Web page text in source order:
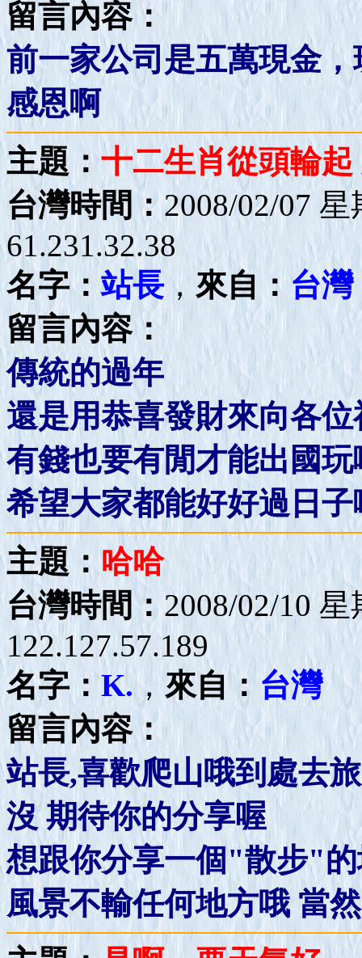
留言內容：
前一家公司是五萬現金
感恩啊
主題：十二生肖從頭輪
台灣時間：2008/02/07
61.231.32.38
名字：站長， 來自： 台灣
留言內容：
傳統的過年
還是用恭喜發財來向各位
有錢也要有閒才能出國玩
希望大家都能好好過日
主題：哈哈
台灣時間： 2008/02/10
122.127.57.189
名字：K.， 來自： 台灣
留言內容：
站長,喜歡爬山哦到處去
沒 期待你的分享喔
想跟你分享一個"散步"
風景不輸任何地方哦 當